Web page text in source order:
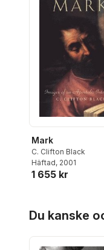
Mark
C. Clifton Black
Häftad, 2001
1 655 kr
Du kanske